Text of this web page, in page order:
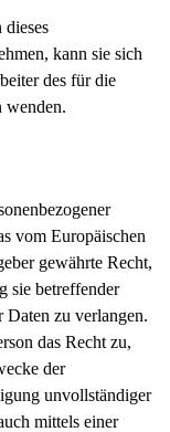
dieses
kann sie sich
des für die
wenden.
vom Europäischen
gewährte Recht,
sie betreffender
Daten zu verlangen.
das Recht zu,
der
unvollständiger
mittels einer